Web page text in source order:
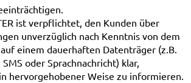
ist verpflichtet, den Kunden über
unverzüglich nach Kenntnis von dem
einem dauerhaften Datenträger (z.B.
oder Sprachnachricht) klar,
hervorgehobener Weise zu informieren.